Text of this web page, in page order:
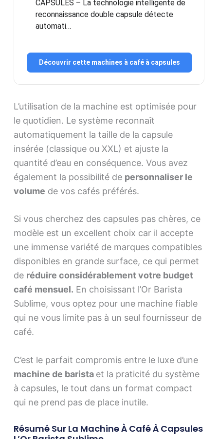
CAPSULES – La technologie intelligente de
reconnaissance double capsule détecte
automati…
Découvrir cette machines à café à capsules
L’utilisation de la machine est optimisée pour
le quotidien. Le système reconnaît
automatiquement la taille de la capsule
insérée (classique ou XXL) et ajuste la
quantité d’eau en conséquence. Vous avez
également la possibilité de personnaliser le
volume de vos cafés préférés.
Si vous cherchez des capsules pas chères, ce
modèle est un excellent choix car il accepte
une immense variété de marques compatibles
disponibles en grande surface, ce qui permet
de réduire considérablement votre budget
café mensuel. En choisissant l’Or Barista
Sublime, vous optez pour une machine fiable
qui ne vous limite pas à un seul fournisseur de
café.
C’est le parfait compromis entre le luxe d’une
machine de barista et la praticité du système
à capsules, le tout dans un format compact
qui ne prend pas de place inutile.
Résumé Sur La Machine À Café À Capsules